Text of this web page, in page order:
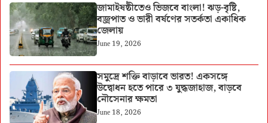
জামাইষষ্ঠীতেও ভিজবে বাংলা! ঝড়-বৃষ্টি,
বজ্রপাত ও ভারী বর্ষণের সতর্কতা একাধিক
জেলায়
June 19, 2026
সমুদ্রে শক্তি বাড়াবে ভারত! একসঙ্গে
উদ্বোধন হতে পারে ৩ যুদ্ধজাহাজ, বাড়বে
নৌসেনার ক্ষমতা
June 18, 2026